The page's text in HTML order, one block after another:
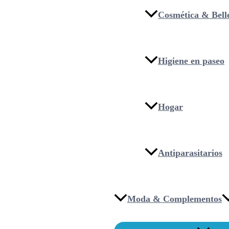
Cosmética &
Higiene en paseo
Hogar
Antiparasitarios
Moda & Complementos